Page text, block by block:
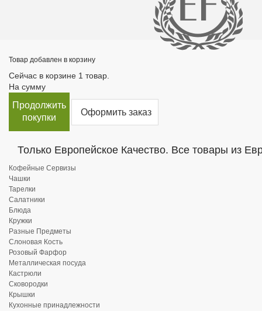
Товар добавлен в корзину
Сейчас в корзине 1 товар.
На сумму
Продолжить
покупки
Оформить заказ
Только Европейское Качество. Все товары из
Кофейные Сервизы
Чашки
Тарелки
Салатники
Блюда
Кружки
Разные Предметы
Слоновая Кость
Розовый Фарфор
Металлическая посуда
Кастрюли
Сковородки
Крышки
Кухонные принадлежности